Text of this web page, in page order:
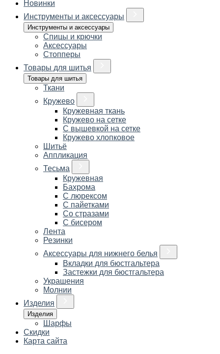
Новинки
Инструменты и аксессуары
Инструменты и аксессуары
Спицы и крючки
Аксессуары
Стопперы
Товары для шитья
Товары для шитья
Ткани
Кружево
Кружевная ткань
Кружево на сетке
С вышевкой на сетке
Кружево хлопковое
Шитьё
Аппликация
Тесьма
Кружевная
Бахрома
С люрексом
С пайетками
Со стразами
С бисером
Лента
Резинки
Аксессуары для нижнего белья
Вкладки для бюстгальтера
Застежки для бюстгальтера
Украшения
Молнии
Изделия
Изделия
Шарфы
Скидки
Карта сайта